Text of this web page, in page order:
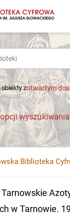
zotwartym
wyszukiwania
Biblioteka
Tarnowskie
w Tarnowie.